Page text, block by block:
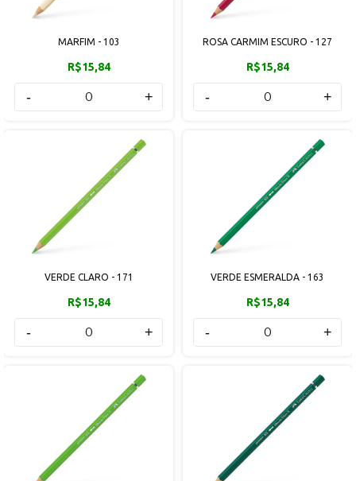
MARFIM - 103
R$15,84
- +
ROSA CARMIM ESCURO - 127
R$15,84
- +
VERDE CLARO - 171
R$15,84
- +
VERDE ESMERALDA - 163
R$15,84
- +